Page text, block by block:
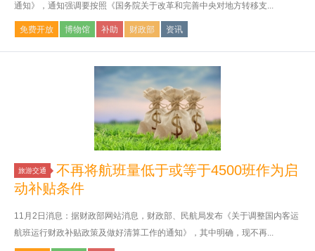
通知》，通知强调要按照《国务院关于改革和完善中央对地方转移支...
免费开放 博物馆 补助 财政部 资讯
旅游交通
不再将航班量低于或等于4500班作为启
动补贴条件
11月2日消息：据财政部网站消息，财政部、民航局发布《关于调整国内客运
航班运行财政补贴政策及做好清算工作的通知》，其中明确，现不再...